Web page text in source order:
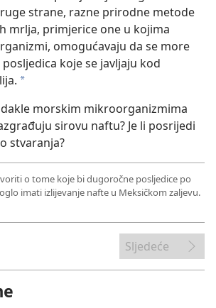
strane, razne prirodne metode
mrlja, primjerice one u kojima
omogućavaju da se more
koje se javljaju kod
*
morskim mikroorganizmima
sirovu naftu? Je li posrijedi
stvaranja?
o tome koje bi dugoročne posljedice po
imati izlijevanje nafte u Meksičkom zaljevu.
Sljedeće